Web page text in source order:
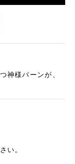
神様パーンが、
い。